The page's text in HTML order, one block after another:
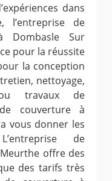
dans
de
Dombasle Sur
pour la réussite
la conception
nettoyage,
travaux de
couverture à
vous donner les
de
offre des
des tarifs très